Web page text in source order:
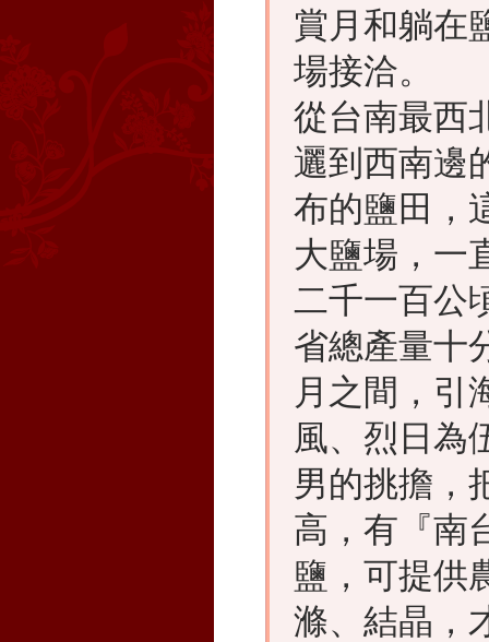
賞月和躺在
場接洽。
從台南最西
邐到西南邊
布的鹽田，
大鹽場，一
二千一百公
省總產量十
月之間，引
風、烈日為
男的挑擔，
高，有『南
鹽，可提供
滌、結晶，